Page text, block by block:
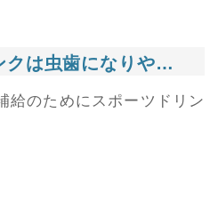
すい？夏に気をつけたい飲み方とは
給のためにスポーツドリン